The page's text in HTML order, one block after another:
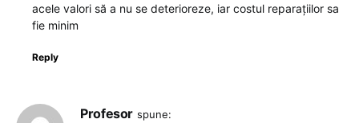
acele valori să a nu se deterioreze, iar costul reparațiilor sa
fie minim
Reply
Profesor spune: